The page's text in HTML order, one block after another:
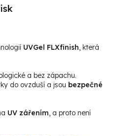
UVGel FLXfinish, která
a bez zápachu.
do ovzduší a jsou bezpečné
UV zářením, a proto není